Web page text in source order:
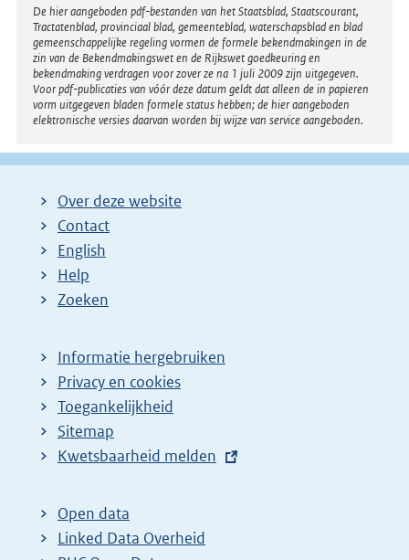
Disclaimer
De hier aangeboden pdf-bestanden van het Staatsblad, Staatscourant,
Tractatenblad, provinciaal blad, gemeenteblad, waterschapsblad en blad
gemeenschappelijke regeling vormen de formele bekendmakingen in de
zin van de Bekendmakingswet en de Rijkswet goedkeuring en
bekendmaking verdragen voor zover ze na 1 juli 2009 zijn uitgegeven.
Voor pdf-publicaties van vóór deze datum geldt dat alleen de in papieren
vorm uitgegeven bladen formele status hebben; de hier aangeboden
elektronische versies daarvan worden bij wijze van service aangeboden.
Over deze website
Contact
English
Help
Zoeken
Informatie hergebruiken
Privacy en cookies
Toegankelijkheid
Sitemap
E
t
e
r
Kwetsbaarheid melden
Open data
Linked Data Overheid